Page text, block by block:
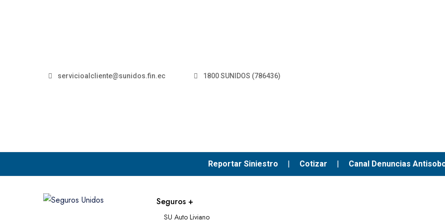
servicioalcliente@sunidos.fin.ec 1800 SUNIDOS (786436)
Reportar Siniestro | Cotizar | Canal Denuncias
Seguros
SU Auto Liviano